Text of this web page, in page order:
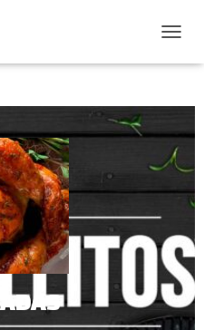
A
A
R
M
D
E
N
A
V
E